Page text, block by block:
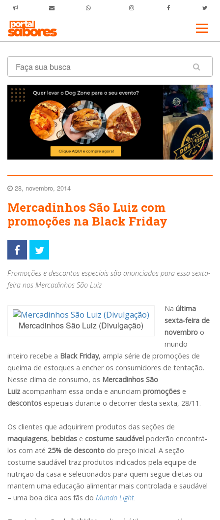
28, novembro, 2014
Mercadinhos São Luiz com
promoções na Black Friday
Promoções e descontos especiais são anunciados para essa sexta-
feira nos Mercadinhos São Luiz
Mercadinhos São Luiz (Divulgação)
Na última
sexta-feira de
novembro o
mundo
inteiro recebe a Black Friday, ampla série de promoções de
queima de estoques a encher os consumidores de tentação.
Nesse clima de consumo, os Mercadinhos São
Luizacompanham essa onda e anunciam promoções e
descontos especiais durante o decorrer desta sexta, 28/11.
Os clientes que adquirirem produtos das seções de
maquiagens, bebidas e costume saudável poderão encontrá-
los com até 25% de desconto do preço inicial. A seção
costume saudável traz produtos indicados pela equipe de
nutrição da casa e selecionados para quem segue dietas ou
mantem uma educação alimentar mais controlada e saudável
– uma boa dica aos fãs do Mundo Light.